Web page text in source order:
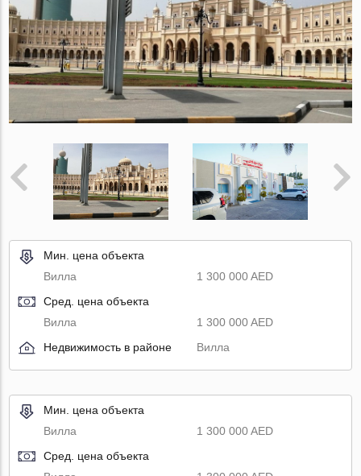
Мин. цена объекта
Вилла
1 300 000 AED
Сред. цена объекта
Вилла
1 300 000 AED
Недвижимость в районе
Вилла
Мин. цена объекта
Вилла
1 300 000 AED
Сред. цена объекта